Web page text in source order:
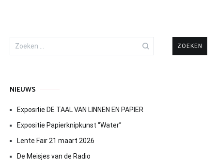
Zoeken
naar:
NIEUWS
Expositie DE TAAL VAN LINNEN EN PAPIER
Expositie Papierknipkunst “Water”
Lente Fair 21 maart 2026
De Meisjes van de Radio